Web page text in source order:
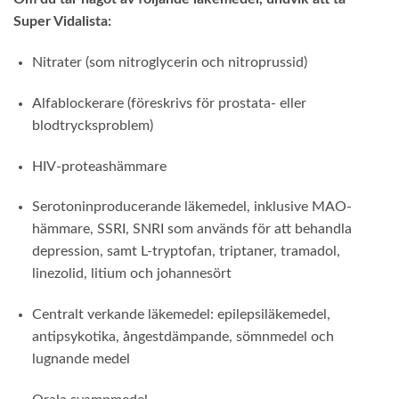
Super Vidalista:
Nitrater (som nitroglycerin och nitroprussid)
Alfablockerare (föreskrivs för prostata- eller
blodtrycksproblem)
HIV-proteashämmare
Serotoninproducerande läkemedel, inklusive MAO-
hämmare, SSRI, SNRI som används för att behandla
depression, samt L-tryptofan, triptaner, tramadol,
linezolid, litium och johannesört
Centralt verkande läkemedel: epilepsiläkemedel,
antipsykotika, ångestdämpande, sömnmedel och
lugnande medel